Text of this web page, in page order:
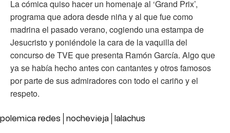
La cómica quiso hacer un homenaje al ‘Grand Prix’,
programa que adora desde niña y al que fue como
madrina el pasado verano, cogiendo una estampa de
Jesucristo y poniéndole la cara de la vaquilla del
concurso de TVE que presenta Ramón García. Algo que
ya se había hecho antes con cantantes y otros famosos
por parte de sus admiradores con todo el cariño y el
respeto.
polemica redes nochevieja lalachus